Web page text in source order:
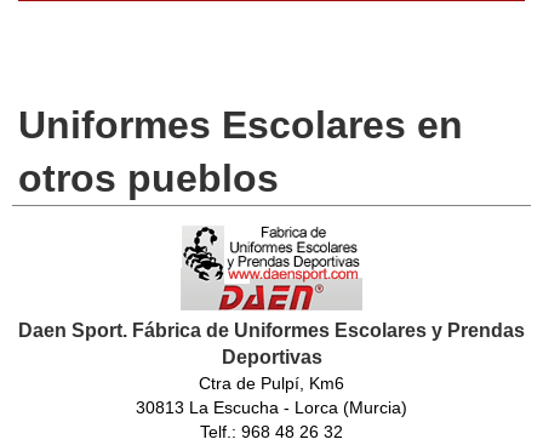
Uniformes Escolares en
otros pueblos
Daen Sport. Fábrica de Uniformes Escolares y Prendas
Deportivas
Ctra de Pulpí, Km6
30813 La Escucha - Lorca (Murcia)
Telf.: 968 48 26 32